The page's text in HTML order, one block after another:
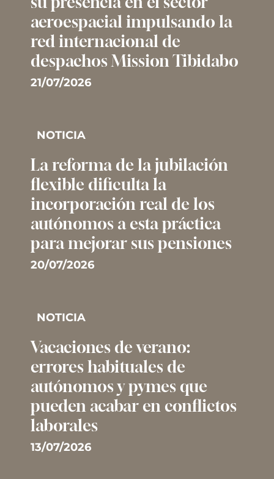
aeroespacial impulsando la
red internacional de
despachos Mission Tibidabo
21/07/2026
NOTICIA
La reforma de la jubilación
flexible dificulta la
incorporación real de los
autónomos a esta práctica
para mejorar sus pensiones
20/07/2026
NOTICIA
Vacaciones de verano:
errores habituales de
autónomos y pymes que
pueden acabar en conflictos
laborales
13/07/2026